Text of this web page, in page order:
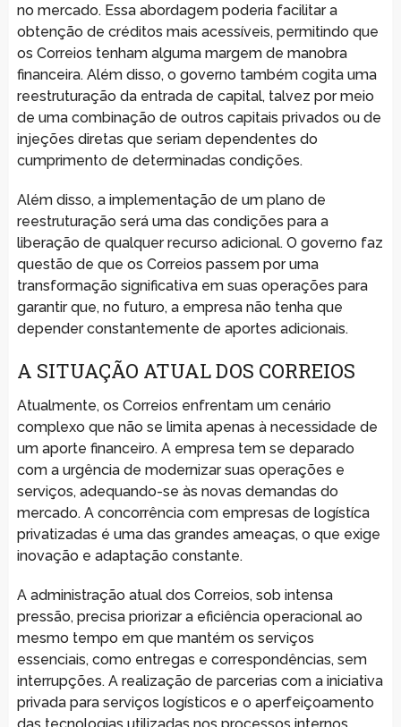
no mercado. Essa abordagem poderia facilitar a
obtenção de créditos mais acessíveis, permitindo que
os Correios tenham alguma margem de manobra
financeira. Além disso, o governo também cogita uma
reestruturação da entrada de capital, talvez por meio
de uma combinação de outros capitais privados ou de
injeções diretas que seriam dependentes do
cumprimento de determinadas condições.
Além disso, a implementação de um plano de
reestruturação será uma das condições para a
liberação de qualquer recurso adicional. O governo faz
questão de que os Correios passem por uma
transformação significativa em suas operações para
garantir que, no futuro, a empresa não tenha que
depender constantemente de aportes adicionais.
A SITUAÇÃO ATUAL DOS CORREIOS
Atualmente, os Correios enfrentam um cenário
complexo que não se limita apenas à necessidade de
um aporte financeiro. A empresa tem se deparado
com a urgência de modernizar suas operações e
serviços, adequando-se às novas demandas do
mercado. A concorrência com empresas de logístíca
privatizadas é uma das grandes ameaças, o que exige
inovação e adaptação constante.
A administração atual dos Correios, sob intensa
pressão, precisa priorizar a eficiência operacional ao
mesmo tempo em que mantém os serviços
essenciais, como entregas e correspondências, sem
interrupções. A realização de parcerias com a iniciativa
privada para serviços logísticos e o aperfeiçoamento
das tecnologias utilizadas nos processos internos